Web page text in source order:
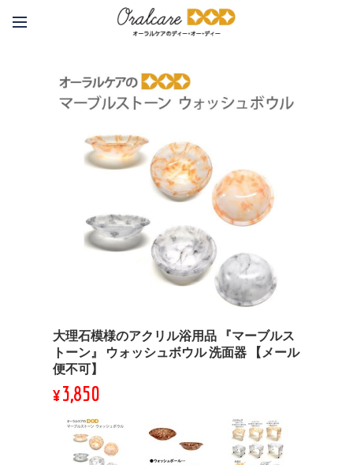
大理石模様のアクリル浴用品 『マーブルス
トーン』 ウォッシュボウル 洗面器 【メール
便不可】
¥3,850